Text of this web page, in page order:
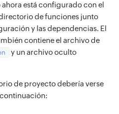
está configurado con el
de funciones junto
y las dependencias. El
contiene el archivo de
y un archivo oculto
de proyecto debería verse